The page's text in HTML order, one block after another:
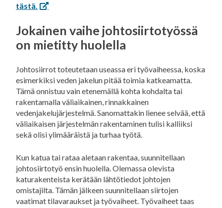
tästä.
Jokainen vaihe johtosiirtotyössä
on mietitty huolella
Johtosiirrot toteutetaan useassa eri työvaiheessa, koska
esimerkiksi veden jakelun pitää toimia katkeamatta.
Tämä onnistuu vain etenemällä kohta kohdalta tai
rakentamalla väliaikainen, rinnakkainen
vedenjakelujärjestelmä. Sanomattakin lienee selvää, että
väliaikaisen järjestelmän rakentaminen tulisi kalliiksi
sekä olisi ylimääräistä ja turhaa työtä.
Kun katua tai rataa aletaan rakentaa, suunnitellaan
johtosiirtotyö ensin huolella. Olemassa olevista
katurakenteista kerätään lähtötiedot johtojen
omistajilta. Tämän jälkeen suunnitellaan siirtojen
vaatimat tilavaraukset ja työvaiheet. Työvaiheet taas